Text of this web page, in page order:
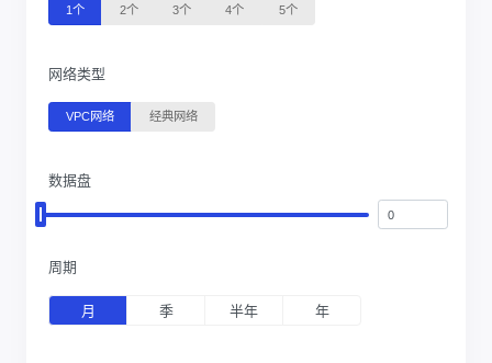
1个 2个 3个 4个 5个
网络类型
VPC网络 经典网络
数据盘
周期
月 季 半年 年